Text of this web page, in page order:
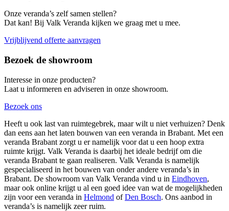
Onze veranda’s zelf samen stellen?
Dat kan! Bij Valk Veranda kijken we graag met u mee.
Vrijblijvend offerte aanvragen
Bezoek de showroom
Interesse in onze producten?
Laat u informeren en adviseren in onze showroom.
Bezoek ons
Heeft u ook last van ruimtegebrek, maar wilt u niet verhuizen? Denk
dan eens aan het laten bouwen van een veranda in Brabant. Met een
veranda Brabant zorgt u er namelijk voor dat u een hoop extra
ruimte krijgt. Valk Veranda is daarbij het ideale bedrijf om die
veranda Brabant te gaan realiseren. Valk Veranda is namelijk
gespecialiseerd in het bouwen van onder andere veranda’s in
Brabant. De showroom van Valk Veranda vind u in Eindhoven,
maar ook online krijgt u al een goed idee van wat de mogelijkheden
zijn voor een veranda in Helmond ofDen Bosch. Ons aanbod in
veranda’s is namelijk zeer ruim.